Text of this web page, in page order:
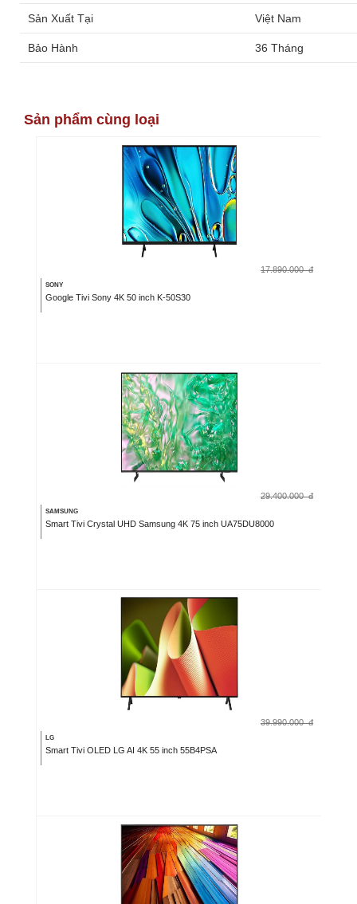
Sản Xuất Tại Việt Nam
Bảo Hành 36 Tháng
Sản phẩm cùng loại
17.890.000 đ
SONY
Google Tivi Sony 4K 50 inch K-50S30
29.400.000 đ
SAMSUNG
Smart Tivi Crystal UHD Samsung 4K 75 inch UA75DU8000
39.990.000 đ
LG
Smart Tivi OLED LG AI 4K 55 inch 55B4PSA